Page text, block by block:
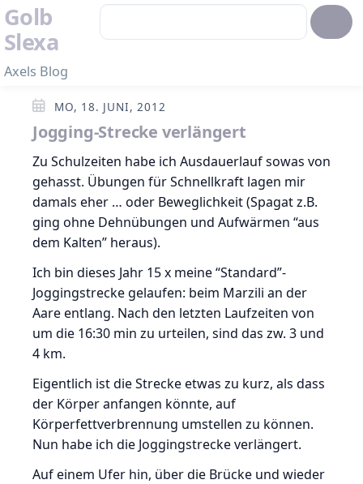
Golb
Slexa
Axels Blog
MO, 18. JUNI, 2012
Jogging-Strecke verlängert
Zu Schulzeiten habe ich Ausdauerlauf sowas von
gehasst. Übungen für Schnellkraft lagen mir
damals eher … oder Beweglichkeit (Spagat z.B.
ging ohne Dehnübungen und Aufwärmen “aus
dem Kalten” heraus).
Ich bin dieses Jahr 15 x meine “Standard”-
Joggingstrecke gelaufen: beim Marzili an der
Aare entlang. Nach den letzten Laufzeiten von
um die 16:30 min zu urteilen, sind das zw. 3 und
4 km.
Eigentlich ist die Strecke etwas zu kurz, als dass
der Körper anfangen könnte, auf
Körperfettverbrennung umstellen zu können.
Nun habe ich die Joggingstrecke verlängert.
Auf einem Ufer hin, über die Brücke und wieder